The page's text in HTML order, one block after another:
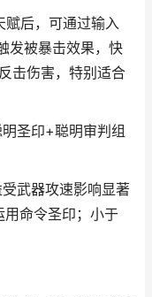
赋后，可通过输入
发被暴击效果，快
击伤害，特别适合
圣印+聪明审判组
武器攻速影响显著
命令圣印；小于